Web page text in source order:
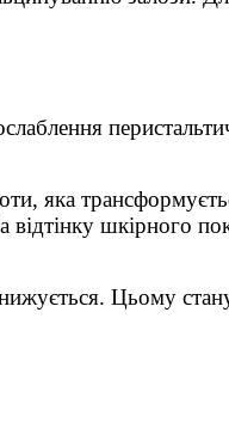
яка
відтінку шкірного
Цьому